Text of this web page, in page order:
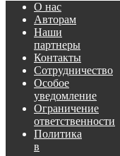
О нас
Авторам
Наши
партнеры
Контакты
Сотрудничество
Особое
уведомление
Ограничение
ответственности
Политика
в